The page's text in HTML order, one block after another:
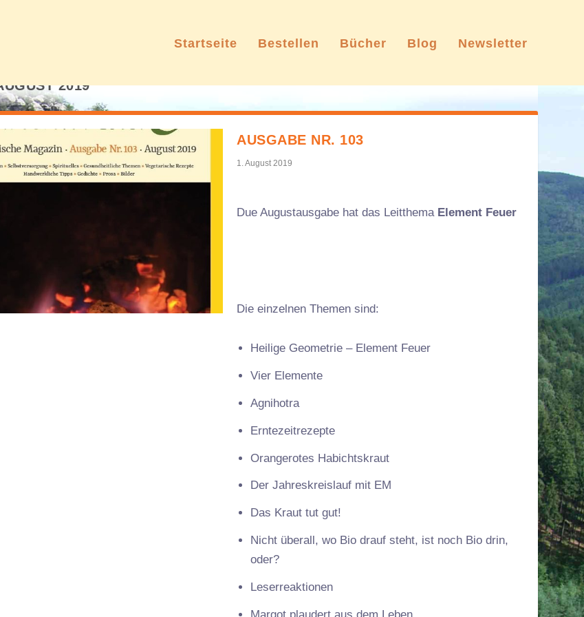
Startseite Bestellen Bücher Blog Newsletter
2019
AUSGABE NR. 103
1. August 2019
Due Augustausgabe hat das Leitthema Element Feuer
Die einzelnen Themen sind:
Heilige Geometrie – Element Feuer
Vier Elemente
Agnihotra
Erntezeitrezepte
Orangerotes Habichtskraut
Der Jahreskreislauf mit EM
Das Kraut tut gut!
Nicht überall, wo Bio drauf steht, ist noch Bio drin,
oder?
Leserreaktionen